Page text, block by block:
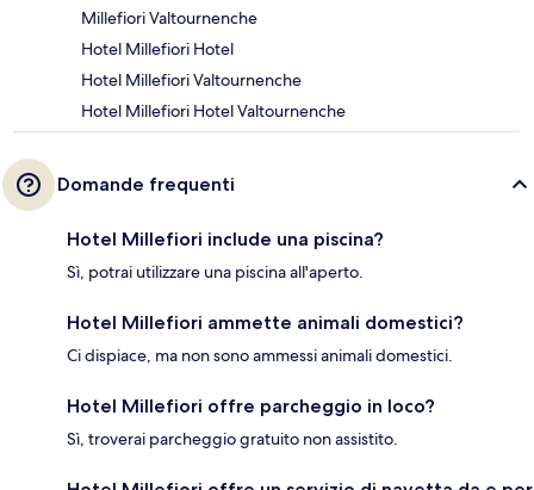
Millefiori Valtournenche
Hotel Millefiori Hotel
Hotel Millefiori Valtournenche
Hotel Millefiori Hotel Valtournenche
Domande frequenti
Hotel Millefiori include una piscina?
Sì, potrai utilizzare una piscina all'aperto.
Hotel Millefiori ammette animali domestici?
Ci dispiace, ma non sono ammessi animali domestici.
Hotel Millefiori offre parcheggio in loco?
Sì, troverai parcheggio gratuito non assistito.